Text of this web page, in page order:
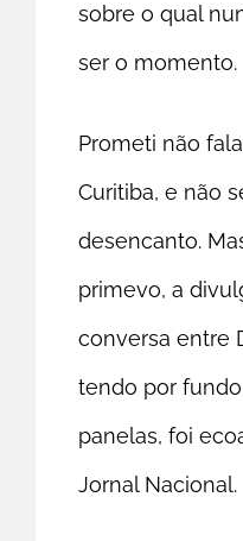
sobre o qual
ser o momento.
Prometi não
Curitiba, e não
desencanto.
primevo, a
conversa entre
tendo por
panelas, foi
Jornal Nacional.